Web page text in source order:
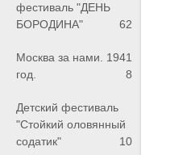
фестиваль "ДЕНЬ
БОРОДИНА"
62
Москва за нами. 1941
год.
8
Детский фестиваль
"Стойкий оловянный
содатик"
10